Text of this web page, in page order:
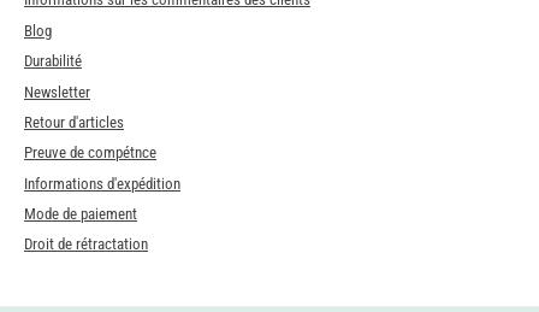
Blog
Durabilité
Newsletter
Retour d'articles
Preuve de compétnce
Informations d'expédition
Mode de paiement
Droit de rétractation